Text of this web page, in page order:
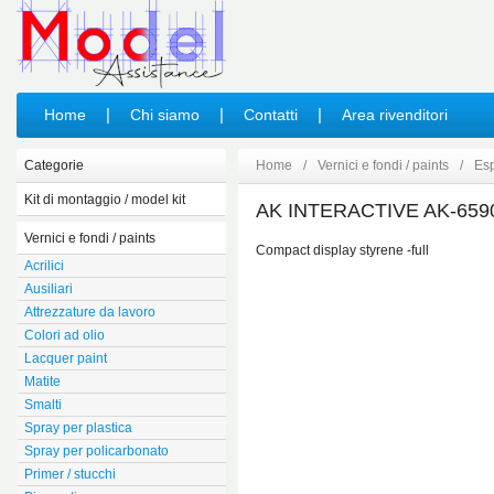
Home | Chi siamo | Contatti | Area rivenditori
Categorie
Kit di montaggio / model kit
Moto
Militare
Aerei
Elicotteri
Spaziale
Movimento terra
Camion e autobus
Navale
Film e cartoni animati
Animali e dinosauri
Accessori per modelli civili
Vernici e fondi / paints
Acrilici
Ausiliari
Attrezzature da lavoro
Colori ad olio
Lacquer paint
Matite
Smalti
Spray per plastica
Spray per policarbonato
Primer / stucchi
Home / Vernici e fondi / paints /
AK INTERACTIVE AK-
Compact display styrene -full